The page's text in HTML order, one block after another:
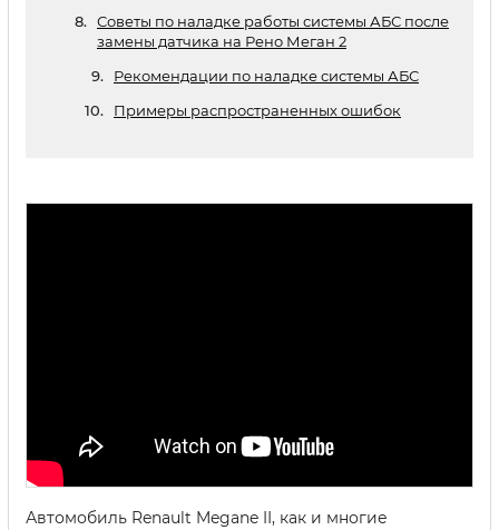
Советы по наладке работы системы АБС после
замены датчика на Рено Меган 2
Рекомендации по наладке системы АБС
Примеры распространенных ошибок
Автомобиль Renault Megane II, как и многие